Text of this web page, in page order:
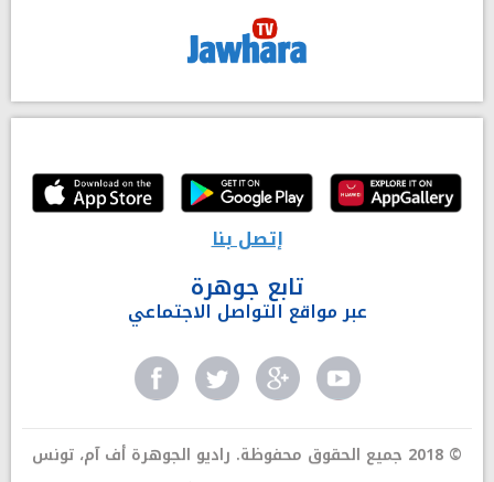
إتصل بنا
تابع جوهرة
عبر مواقع التواصل الاجتماعي
© 2018 جميع الحقوق محفوظة. راديو الجوهرة أف آم، تونس